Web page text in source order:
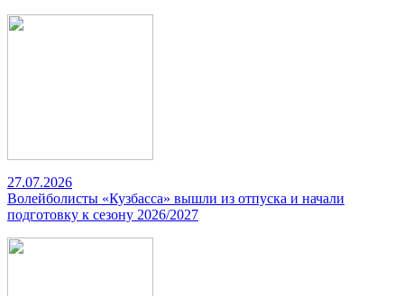
27.07.2026
Волейболисты «Кузбасса» вышли из отпуска и начали
подготовку к сезону 2026/2027